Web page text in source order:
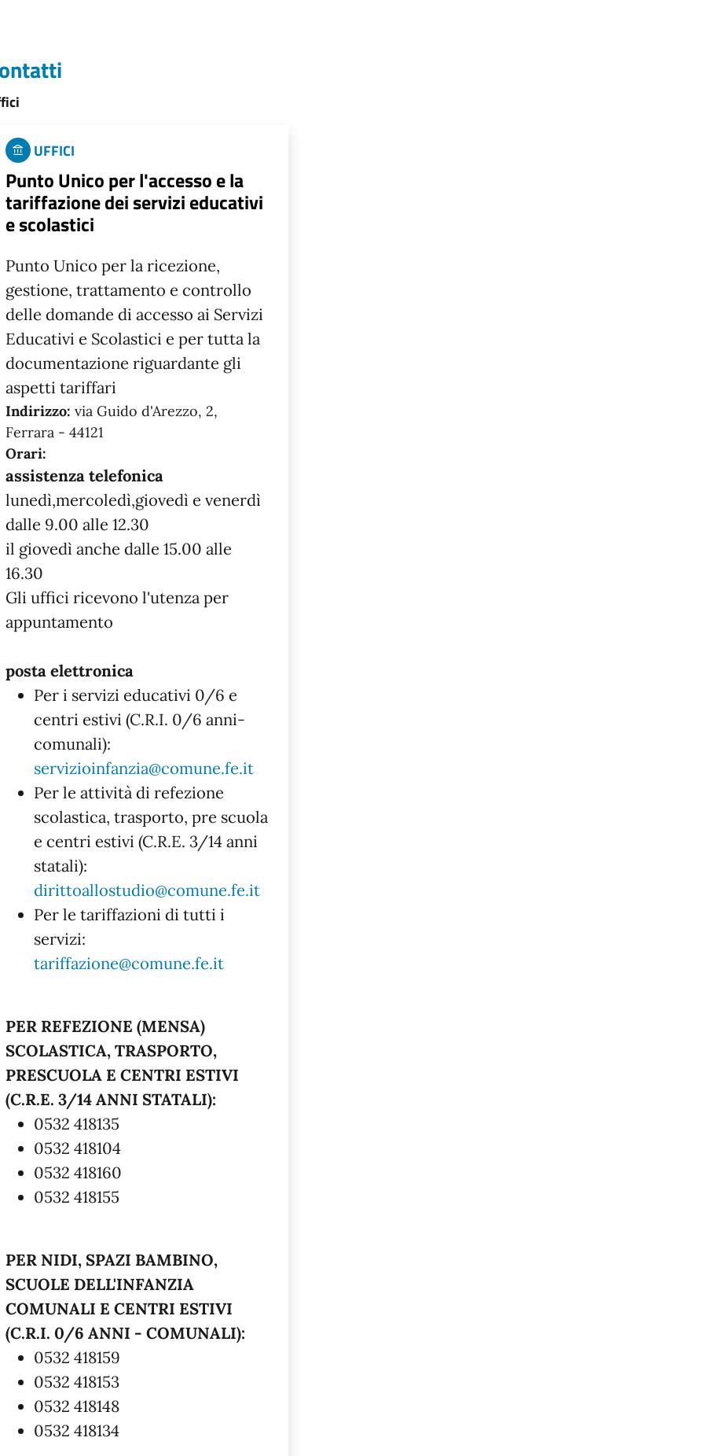
UFFICI
Punto Unico per l'accesso e la
tariffazione dei servizi educativi
e scolastici
Punto Unico per la ricezione,
gestione, trattamento e controllo
delle domande di accesso ai Servizi
Educativi e Scolastici e per tutta la
documentazione riguardante gli
aspetti tariffari
Indirizzo: via Guido d'Arezzo, 2,
Ferrara - 44121
Orari:
assistenza telefonica
lunedì,mercoledì,giovedì e venerdì
dalle 9.00 alle 12.30
il giovedì anche dalle 15.00 alle
16.30
Gli uffici ricevono l'utenza per
appuntamento
posta elettronica
Per i servizi educativi 0/6 e
centri estivi (C.R.I. 0/6 anni-
comunali):
servizioinfanzia@comune.fe.it
Per le attività di refezione
scolastica, trasporto, pre scuola
e centri estivi (C.R.E. 3/14 anni
statali):
dirittoallostudio@comune.fe.it
Per le tariffazioni di tutti i
servizi:
tariffazione@comune.fe.it
PER REFEZIONE (MENSA)
SCOLASTICA, TRASPORTO,
PRESCUOLA E CENTRI ESTIVI
(C.R.E. 3/14 ANNI STATALI):
0532 418135
0532 418104
0532 418160
0532 418155
PER NIDI, SPAZI BAMBINO,
SCUOLE DELL'INFANZIA
COMUNALI E CENTRI ESTIVI
(C.R.I. 0/6 ANNI - COMUNALI):
0532 418159
0532 418153
0532 418148
0532 418134